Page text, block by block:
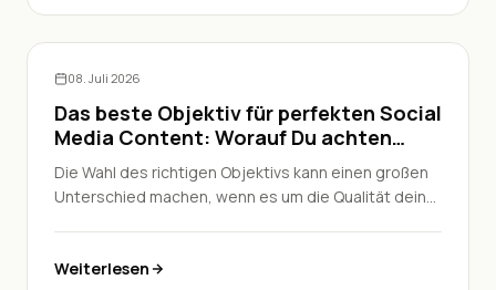
Situationen, in denen eine Kamera einen echten
Unterschied machen kann. In diesem Beitrag
sich eine Kamera lohnt und wie Du mit wenigen
Tricks das Maximum aus Deiner Ausrüstung
herausholen kannst.
Social Media
08. Juli 2026
Das beste Objektiv für perfekten Social
Media Content: Worauf Du achten
solltest
Die Wahl des richtigen Objektivs kann einen großen
Unterschied machen, wenn es um die Qualität deiner
Möglichkeiten, die dir helfen können, aus der Masse
Weiterlesen